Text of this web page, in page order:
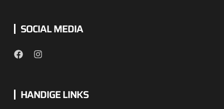
SOCIAL MEDIA
HANDIGE LINKS